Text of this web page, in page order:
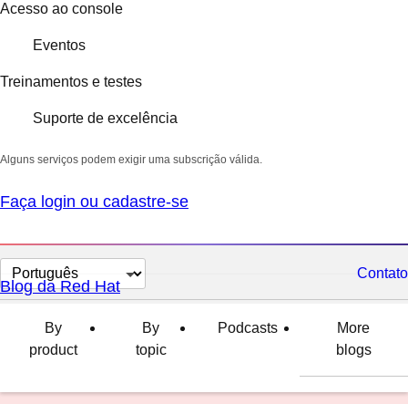
Acesso ao console
Eventos
Treinamentos e testes
Suporte de excelência
Alguns serviços podem exigir uma subscrição válida.
Faça login ou cadastre-se
Selecionar
idioma
Contato
Blog da Red Hat
By
product
By
topic
Podcasts
More
blogs